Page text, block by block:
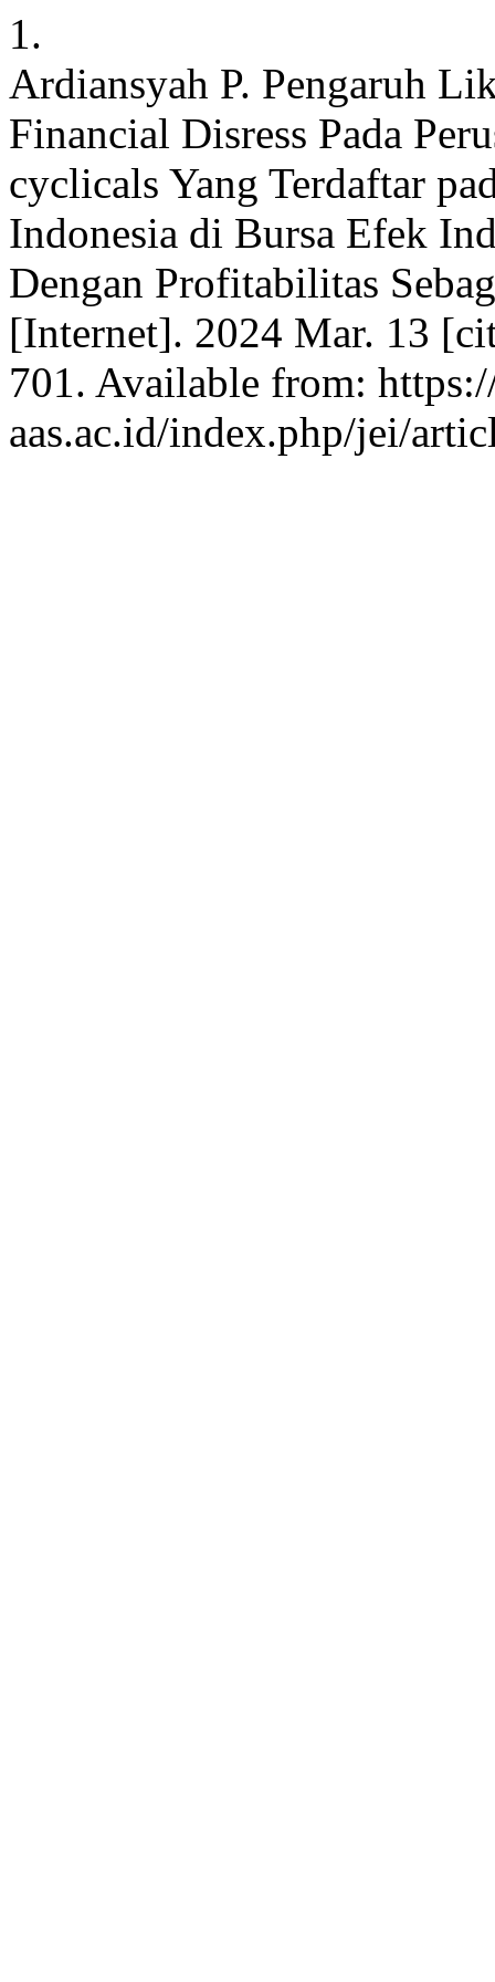
1.
Ardiansyah P. Pengaruh
Financial Disress Pada
cyclicals Yang Terdaftar
Indonesia di Bursa Efek
Dengan Profitabilitas
[Internet]. 2024 Mar. 13
701. Available from:
aas.ac.id/index.php/jei/